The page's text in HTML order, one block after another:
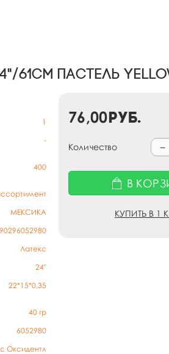
Пастель
1
-
400
МЕКСИКА
Латекс
24"
22*15*0,35
40 гр
6052980
Оксидентл
76,00руб.
Количество
В
КУПИТЬ В 1